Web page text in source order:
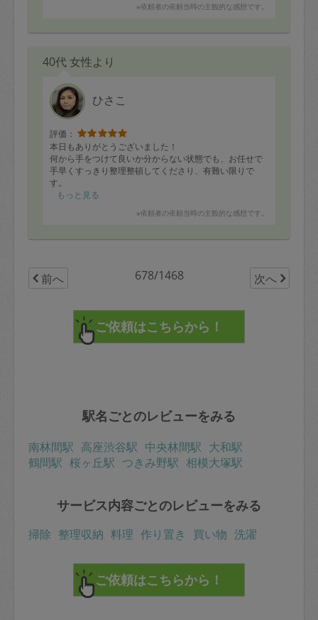
※依頼者の依頼当時の主観的な感想です。
40代 女性より
ひさこ
評価：
本日もありがとうございました！
何から手をつけて良いか分からない状態でも、お任せで
手早くすっきり整理整頓してくださり、有難い限りで
す。
また不用品を処分したりして、リビングや洗面所の収納
もっと見る
※依頼者の依頼当時の主観的な感想です。
前へ 678/1468 次へ
駅名ごとのレビューをみる
南林間駅 高座渋谷駅 中央林間駅 大和駅
鶴間駅 桜ヶ丘駅 つきみ野駅 相模大塚駅
サービス内容ごとのレビューをみる
掃除 整理収納 料理 作り置き 買い物 洗濯